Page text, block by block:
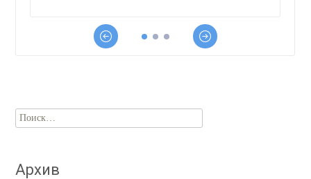
Найти:
Архив